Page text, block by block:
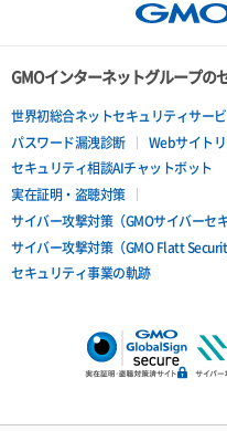
GMOインターネットグループの
世界初総合ネットセキュリティサー
パスワード漏洩診断
Webサイト
セキュリティ相談AIチャットボット
実在証明・盗聴対策
サイバー攻撃対策（GMOサイバーセ
サイバー攻撃対策（GMO Flatt
セキュリティ事業の軌跡